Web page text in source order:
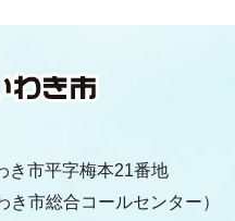
市平字梅本21番地
き市総合コールセンター）